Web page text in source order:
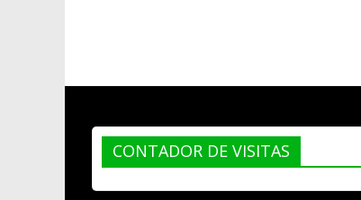
CONTADOR DE VISITAS